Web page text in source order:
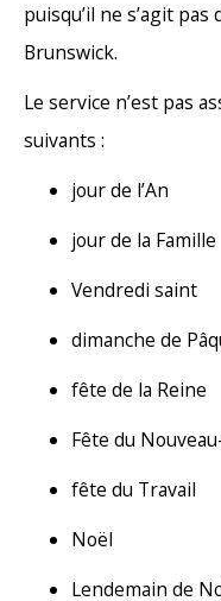
puisqu’il ne s’agit
Brunswick.
Le service n’est pas
suivants :
jour de l’An
jour de la Famille
Vendredi saint
dimanche de
fête de la Reine
Fête du
fête du Travail
Noël
Lendemain de